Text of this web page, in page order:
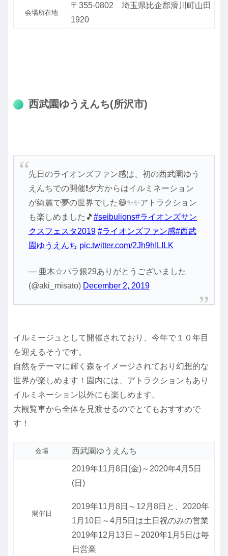
会場所在地
〒355-0802 埼玉県比企郡滑川町山田
1920
西武園ゆうえんち(所沢市)
先日のライオンズファン感は、初の西武園ゆう
えんちでの開催❗夕方からはイルミネーション
が綺麗で夢の世界でした😄✨✨アトラクション
も楽しめました🎵 #seibulions#ライオンズサン
クスフェスタ2019 #ライオンズファン感#西武
園ゆうえんち pic.twitter.com/2Jh9hILILK
— 亜木☆パラ銀29ありがとうございました
(@aki_misato) December 2, 2019
イルミージュとして開催されており、今年で１０年目
を迎えるそうです。
自然をテーマに輝く森をイメージされており幻想的な
世界が楽しめます！園内には、アトラクションもあり
イルミネーション以外にも楽しめます。
大観覧車から全体を見渡せるのでとてもおすすめで
す！
会場 西武園ゆうえんち
開催日
2019年11月8日(金)～2020年4月5日
(日)
2019年11月8日～12月8日と、2020年
1月10日～4月5日は土日祝のみの営業
2019年12月13日～2020年1月5日は毎
日営業